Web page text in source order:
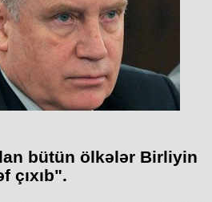
bütün ölkələr Birliyin
çıxıb".